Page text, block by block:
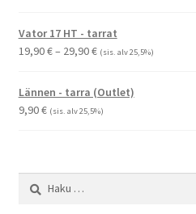
Vator 17 HT - tarrat
19,90€– 29,90€Hintaluokka:
-
29,90 €
(sis. alv 25,5%)
Lännen - tarra (Outlet)
9,90€ (sis. alv 25,5%)